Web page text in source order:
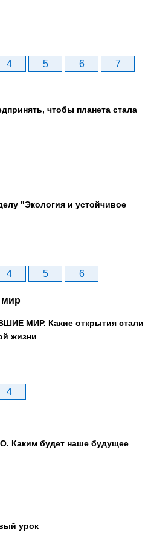
4 5 6
7
чтобы планета стала
"Экология и устойчивое
4 5 6
мир
МИР. Какие открытия стали
жизни
4
Каким будет наше будущее
урок